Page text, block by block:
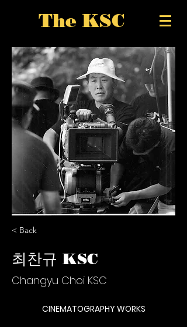
The KSC
< Back
최찬규 KSC
Changyu Choi KSC
CINEMATOGRAPHY WORKS